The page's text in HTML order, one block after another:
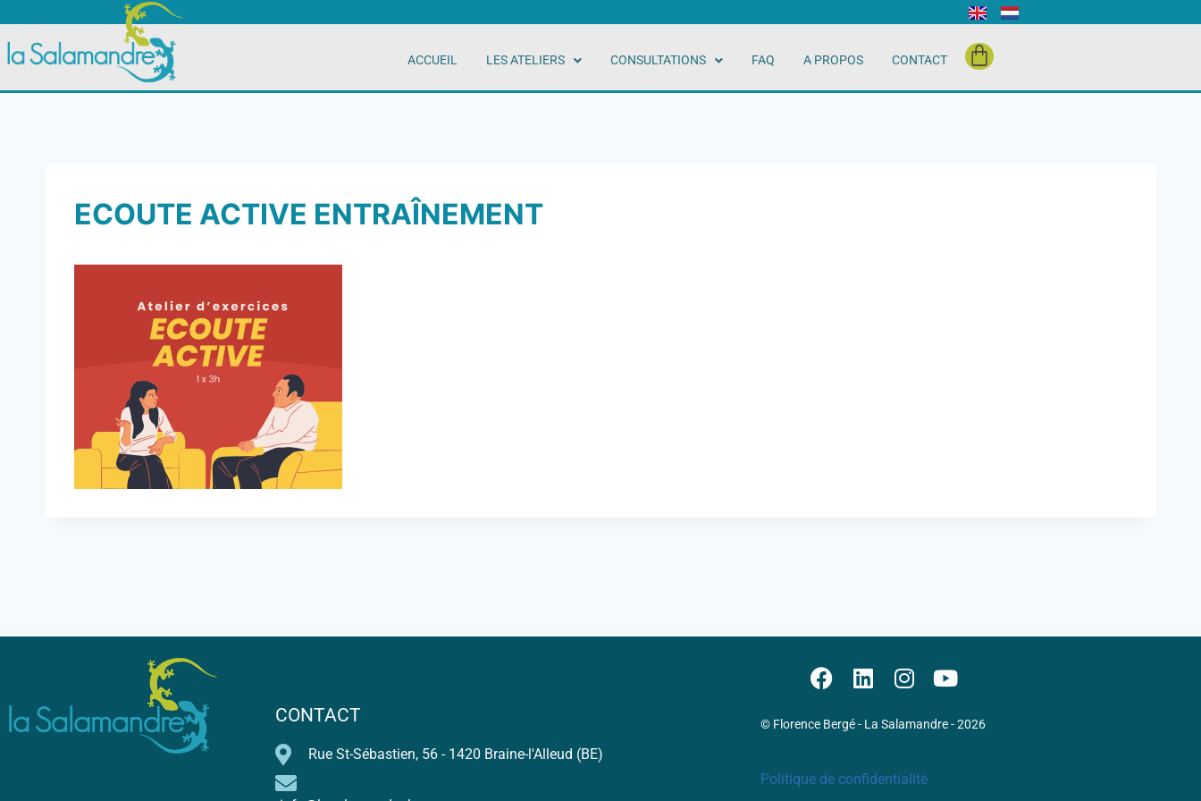
ACCUEIL LES ATELIERS CONSULTATIONS FAQ A PROPOS CONTACT
ECOUTE ACTIVE ENTRAÎNEMENT
CONTACT
Rue St-Sébastien, 56 - 1420 Braine-l'Alleud (BE)
© Florence Bergé - La Salamandre - 2026
Politique de confidentialité